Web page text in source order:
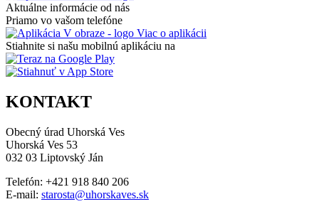
Aktuálne informácie od nás
Priamo vo vašom telefóne
Viac o aplikácii
Stiahnite si našu mobilnú aplikáciu na
KONTAKT
Obecný úrad Uhorská Ves
Uhorská Ves 53
032 03 Liptovský Ján
Telefón: +421 918 840 206
E-mail: starosta@uhorskaves.sk